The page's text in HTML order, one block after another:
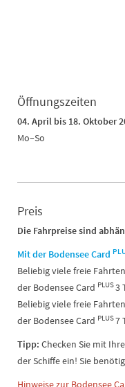
Öffnungszeiten
04. April bis 18. Oktober
Mo–So
Preis
Die Fahrpreise sind
Mit der Bodensee Card
Beliebig viele freie
der Bodensee Card PLUS3
Beliebig viele freie
der Bodensee Card PLUS7
Tipp: Checken Sie mit
der Schiffe ein! Sie